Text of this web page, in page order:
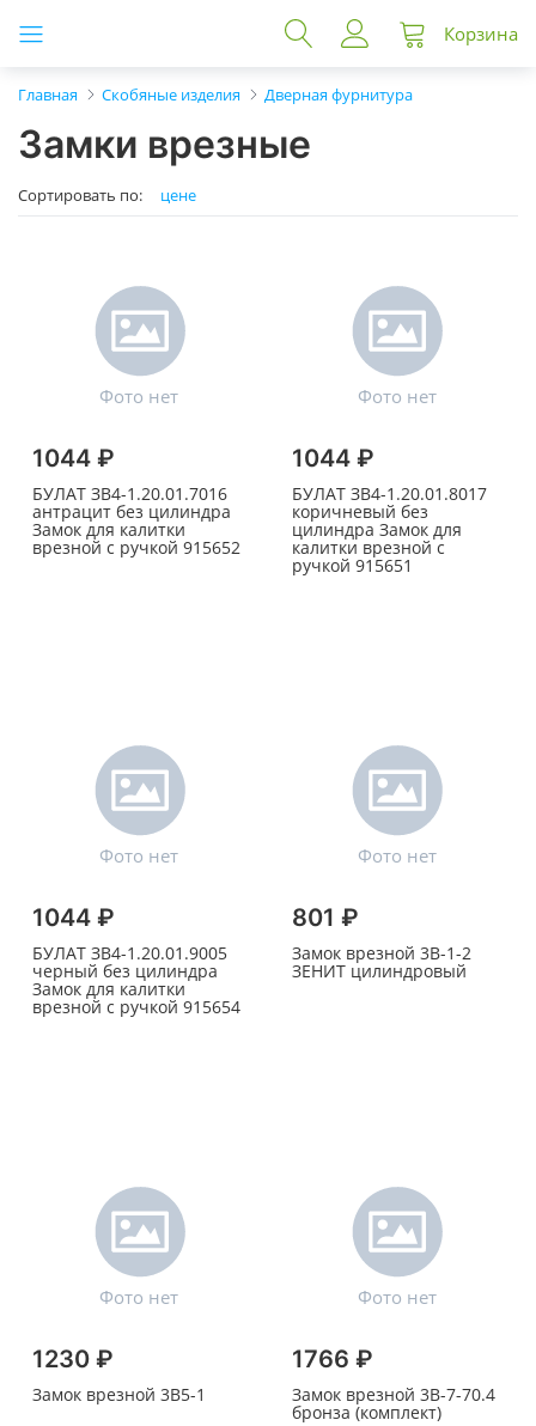
Корзина
Главная Скобяные изделия Дверная фурнитура
Замки врезные
Сортировать по: цене
1044 ₽
БУЛАТ ЗВ4-1.20.01.7016
антрацит без цилиндра
Замок для калитки
врезной с ручкой 915652
1044 ₽
БУЛАТ ЗВ4-1.20.01.8017
коричневый без
цилиндра Замок для
калитки врезной с
ручкой 915651
1044 ₽
БУЛАТ ЗВ4-1.20.01.9005
черный без цилиндра
Замок для калитки
врезной с ручкой 915654
801 ₽
Замок врезной 3В-1-2
ЗЕНИТ цилиндровый
1230 ₽
Замок врезной 3В5-1
1766 ₽
Замок врезной 3В-7-70.4
бронза (комплект)